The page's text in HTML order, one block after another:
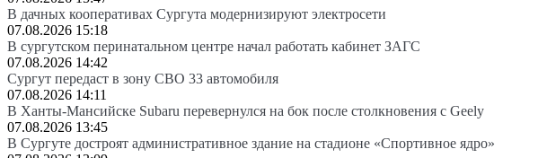
В дачных кооперативах Сургута модернизируют электросети
07.08.2026 15:18
В сургутском перинатальном центре начал работать кабинет ЗАГС
07.08.2026 14:42
Сургут передаст в зону СВО 33 автомобиля
07.08.2026 14:11
В Ханты-Мансийске Subaru перевернулся на бок после столкновения с Geely
07.08.2026 13:45
В Сургуте достроят административное здание на стадионе «Спортивное ядро»